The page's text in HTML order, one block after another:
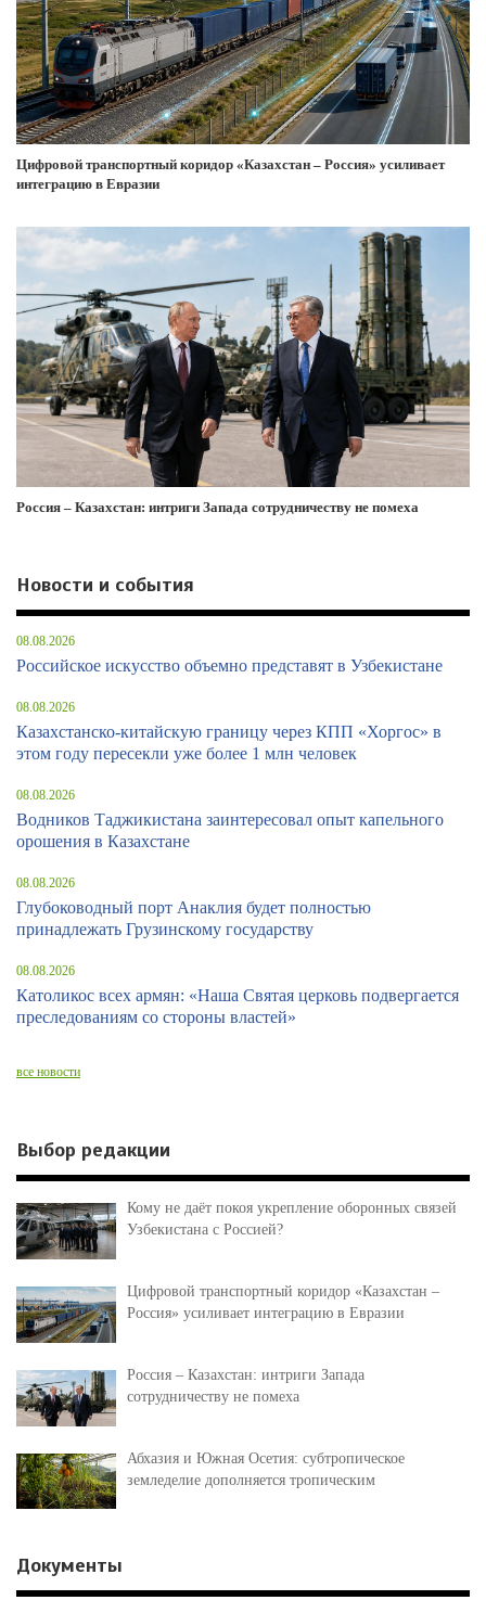
Цифровой транспортный коридор «Казахстан – Россия» усиливает
интеграцию в Евразии
Россия – Казахстан: интриги Запада сотрудничеству не помеха
Новости и события
08.08.2026
Российское искусство объемно представят в Узбекистане
08.08.2026
Казахстанско-китайскую границу через КПП «Хоргос» в
этом году пересекли уже более 1 млн человек
08.08.2026
Водников Таджикистана заинтересовал опыт капельного
орошения в Казахстане
08.08.2026
Глубоководный порт Анаклия будет полностью
принадлежать Грузинскому государству
08.08.2026
Католикос всех армян: «Наша Святая церковь подвергается
преследованиям со стороны властей»
все новости
Выбор редакции
Кому не даёт покоя укрепление оборонных связей
Узбекистана с Россией?
Цифровой транспортный коридор «Казахстан –
Россия» усиливает интеграцию в Евразии
Россия – Казахстан: интриги Запада
сотрудничеству не помеха
Абхазия и Южная Осетия: субтропическое
земледелие дополняется тропическим
Документы